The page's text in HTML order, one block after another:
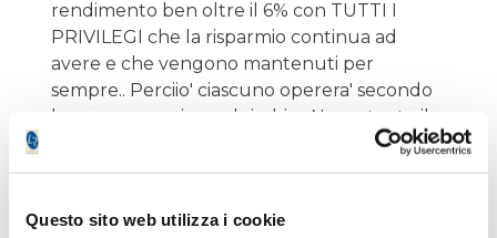
Questo sito web utilizza i cookie
rendimento ben oltre il 6% con TUTTI I
PRIVILEGI che la risparmio continua ad
avere e che vengono mantenuti per
sempre.. Perciio' ciascuno operera' secondo
la sua propensione al rischio. Nonostante il
Edison siamo ancora in buon profitto.Alla
maxi dividendo lordo di 0,285 incassato il